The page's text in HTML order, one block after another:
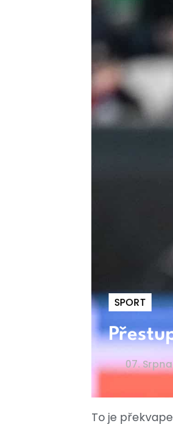
SPORT
07.
To je